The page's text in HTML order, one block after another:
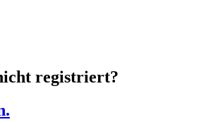
registriert?